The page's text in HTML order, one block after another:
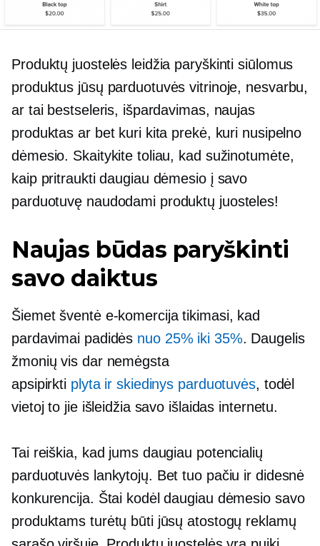
Produktų juostelės leidžia paryškinti siūlomus
produktus jūsų parduotuvės vitrinoje, nesvarbu,
ar tai bestseleris, išpardavimas, naujas
produktas ar bet kuri kita prekė, kuri nusipelno
dėmesio. Skaitykite toliau, kad sužinotumėte,
kaip pritraukti daugiau dėmesio į savo
parduotuvę naudodami produktų juosteles!
Naujas būdas paryškinti
savo daiktus
Šiemet šventė e-komercijatikimasi, kad
pardavimai padidės nuo 25% iki 35%. Daugelis
žmonių vis dar nemėgsta
apsipirkti plyta ir skiedinys parduotuvės, todėl
vietoj to jie išleidžia savo išlaidas internetu.
Tai reiškia, kad jums daugiau potencialių
parduotuvės lankytojų. Bet tuo pačiu ir didesnė
konkurencija. Štai kodėl daugiau dėmesio savo
produktams turėtų būti jūsų atostogų reklamų